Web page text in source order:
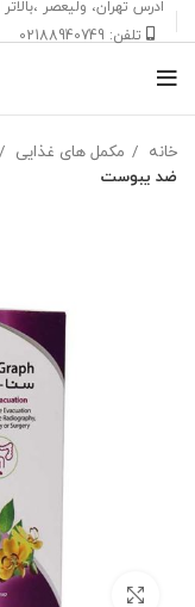
ادرس تهران، ‎وليعصر ،بالاتر از طالقاني ،كوچه گيلان،پلاک ۱،داروخانه شفا مركزي
تلفن: 02188940749
خانه مکمل های غذایی
ضد يبوست
بزرگنمایی تصویر